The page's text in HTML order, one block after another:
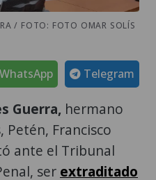
/ FOTO: FOTO OMAR SOLÍS
Telegram
Guerra, hermano
Petén, Francisco
ante el Tribunal
ser extraditado